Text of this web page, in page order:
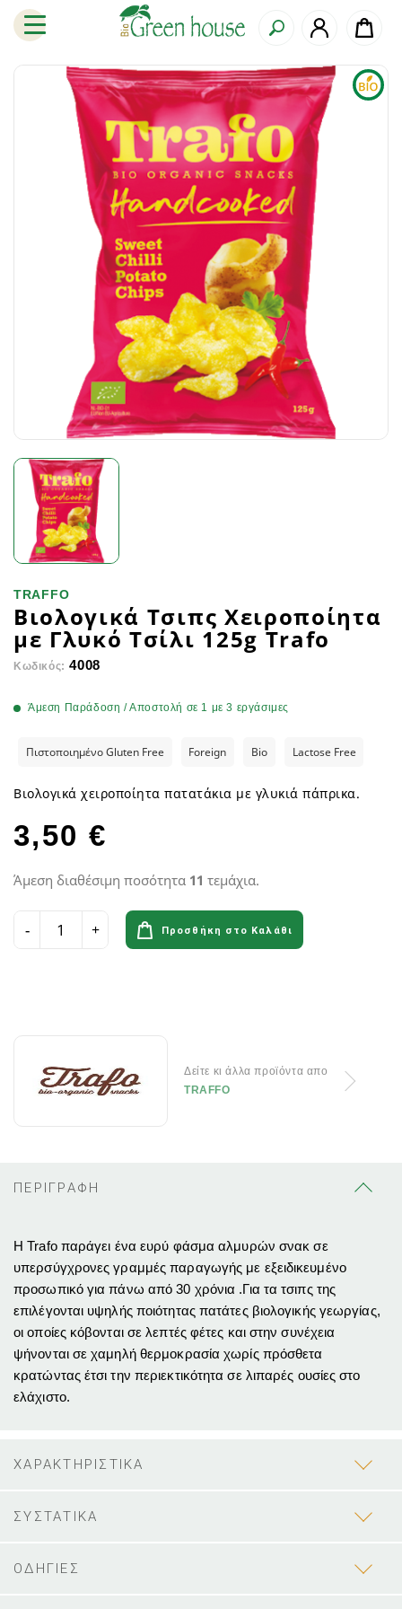
TRAFFO
Βιολογικά Τσιπς Xειροποίητα
με Γλυκό Τσίλι 125g Trafo
Κωδικός: 4008
Άμεση Παράδοση / Αποστολή σε 1 με 3 εργάσιμες
Πιστοποιημένο Gluten Free Foreign Bio Lactose Free
Βιολογικά χειροποίητα πατατάκια με γλυκιά πάπρικα.
3,50 €
Άμεση διαθέσιμη ποσότητα 11 τεμάχια.
Προσθήκη στο Καλάθι
Δείτε κι άλλα προϊόντα απο
TRAFFO
ΠΕΡΙΓΡΑΦΗ
Η Trafo παράγει ένα ευρύ φάσμα αλμυρών σνακ σε
υπερσύγχρονες γραμμές παραγωγής με εξειδικευμένο
προσωπικό για πάνω από 30 χρόνια .Για τα τσιπς της
επιλέγονται υψηλής ποιότητας πατάτες βιολογικής γεωργίας,
οι οποίες κόβονται σε λεπτές φέτες και στην συνέχεια
ψήνονται σε χαμηλή θερμοκρασία χωρίς πρόσθετα
κρατώντας έτσι την περιεκτικότητα σε λιπαρές ουσίες στο
ελάχιστο.
ΧΑΡΑΚΤΗΡΙΣΤΙΚΑ
ΣΥΣΤΑΤΙΚΑ
ΟΔΗΓΙΕΣ